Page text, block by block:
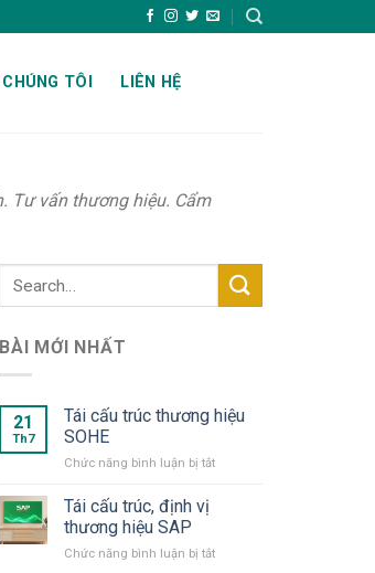
TÔI LIÊN HỆ
Tư vấn thương hiệu. Cẩm
BÀI MỚI NHẤT
21
Th7
Tái cấu trúc thương hiệu
SOHE
Chức năng bình luận bị tắtở
hiệu
Tái cấu trúc, định vị
thương hiệu SAP
Chức năng bình luận bị tắtở